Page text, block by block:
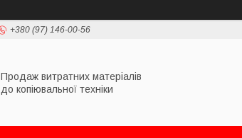
+380 (97) 146-00-56
Продаж витратних матеріалів
до копіювальної техніки